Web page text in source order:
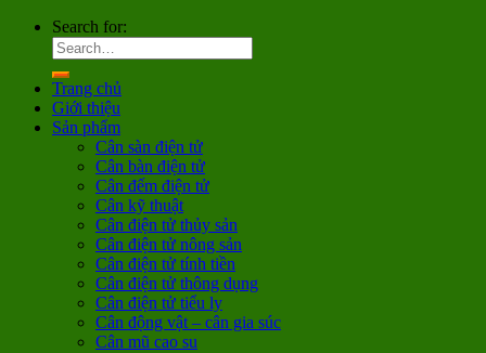
Search for:
Trang chủ
Giới thiệu
Sản phẩm
Cân sàn điện tử
Cân bàn điện tử
Cân đếm điện tử
Cân kỹ thuật
Cân điện tử thủy sản
Cân điện tử nông sản
Cân điện tử tính tiền
Cân điện tử thông dụng
Cân điện tử tiểu ly
Cân động vật – cân gia súc
Cân mũ cao su